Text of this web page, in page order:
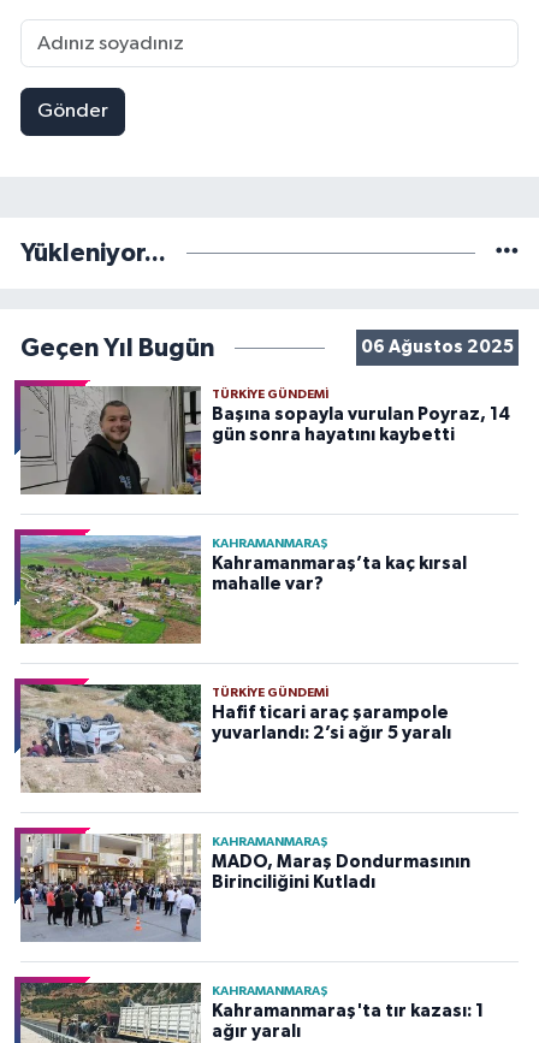
Gönder
Yükleniyor...
Geçen Yıl Bugün 06 Ağustos 2025
TÜRKIYE GÜNDEMI
Başına sopayla vurulan Poyraz, 14
gün sonra hayatını kaybetti
KAHRAMANMARAŞ
Kahramanmaraş’ta kaç kırsal
mahalle var?
TÜRKIYE GÜNDEMI
Hafif ticari araç şarampole
yuvarlandı: 2’si ağır 5 yaralı
KAHRAMANMARAŞ
MADO, Maraş Dondurmasının
Birinciliğini Kutladı
KAHRAMANMARAŞ
Kahramanmaraş'ta tır kazası: 1
ağır yaralı